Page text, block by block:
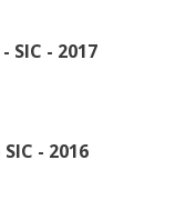
- 2017
- 2016